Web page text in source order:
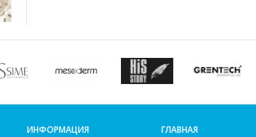
ИНФОРМАЦИЯ
ГЛАВНАЯ